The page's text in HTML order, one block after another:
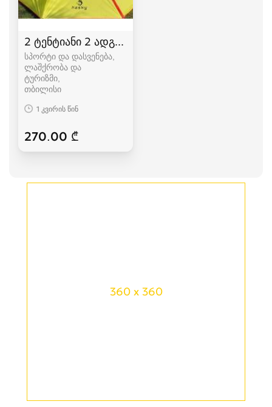
2 ტენტიანი 2 ადგილიანი HASKY karavi კარვები
სპორტი და დასვენება,
ლაშქრობა და
ტურიზმი
თბილისი
1 კვირის წინ
270.00 ₾
360 x 360